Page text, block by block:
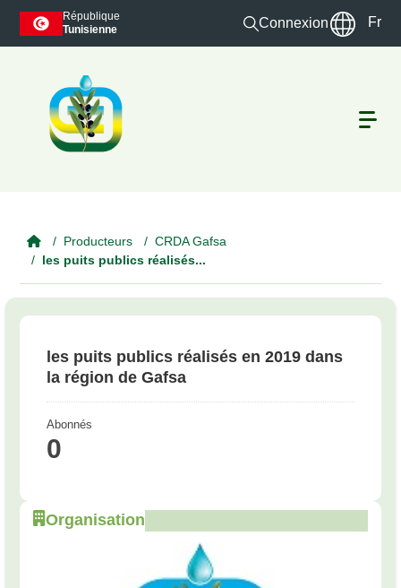
Skip to main content
République
Tunisienne
Connexion Fr
Producteurs
CRDA Gafsa
les puits publics réalisés...
les puits publics réalisés en 2019 dans
la région de Gafsa
Abonnés
0
Organisation